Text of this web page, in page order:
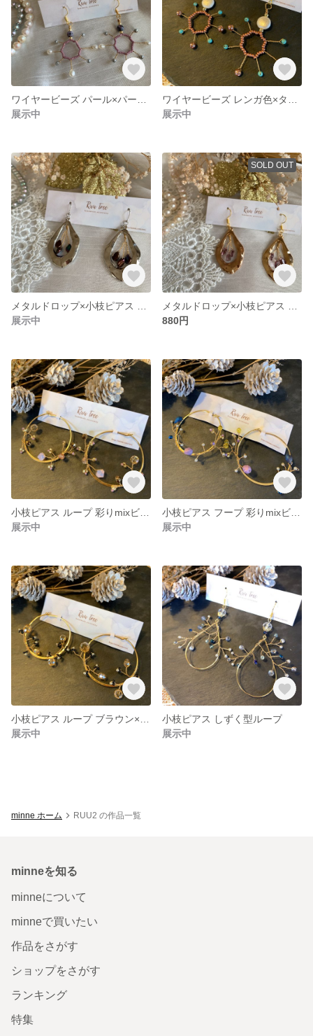
展示中
展示中
展示中
SOLD OUT
880円
展示中
展示中
展示中
小枝ピアス しずく型ループ
展示中
minne ホーム RUU2 の作品一覧
minneを知る
minneについて
minneで買いたい
作品をさがす
ショップをさがす
ランキング
特集